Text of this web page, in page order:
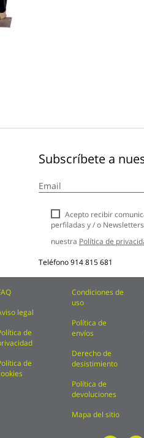
Subscríbete a
a
boletín
noticias:
Acepto recibir
perfiladas y / o
nuestra Política de
Teléfono914 815 681
legal
de
de
Condiciones de
uso
Política de
envíos
Derecho de
desistimiento
Política de
devoluciones
Mapa del sitio